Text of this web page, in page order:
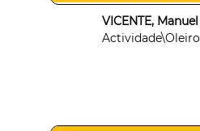
VICENTE, Manuel
Actividade\Oleiro